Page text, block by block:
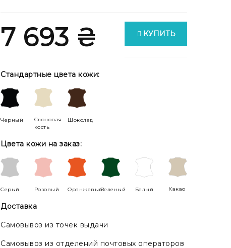
7 693 ₴ КУПИТЬ
Стандартные цвета кожи:
Черный
Слоновая
кость
Шоколад
Цвета кожи на заказ:
Серый Розовый ОранжевыйЗеленый Белый Какао
Доставка
Самовывоз из точек выдачи
Самовывоз из отделений почтовых операторов